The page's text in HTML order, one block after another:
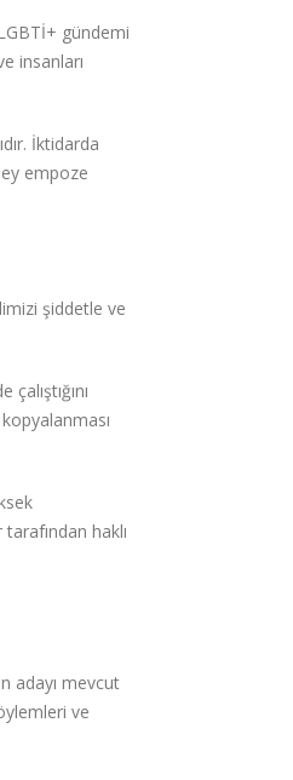
gündemi
insanları
İktidarda
empoze
şiddetle ve
haklı
adayı mevcut
ve